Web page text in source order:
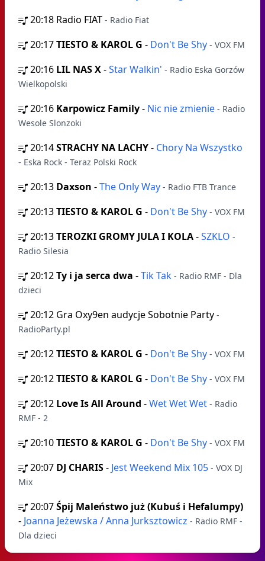
20:18 Radio FIAT - Radio Fiat
20:17TIESTO & KAROL G - Don't Be Shy - VOX FM
20:16 LIL NAS X-Star Walkin' - Radio Eska Gorzów
Wielkopolski
20:16 Karpowicz Family- Nic nie zmienie - Radio
Wesole Slonzoki
20:14STRACHY NA LACHY- Chory Na Wszystko
- Eska Rock - Teraz Polski Rock
20:13 Daxson -The Only Way - Radio FTB Trance
20:13TIESTO & KAROL G - Don't Be Shy - VOX FM
20:13TEROZKI GROMY JULA I KOLA-SZKLO -
Radio Silesia
20:12Ty i ja serca dwa -Tik Tak - Radio RMF - Dla
dzieci
20:12 Gra Oxy9en audycje Sobotnie Party -
RadioParty.pl
20:12TIESTO & KAROL G - Don't Be Shy - VOX FM
20:12TIESTO & KAROL G - Don't Be Shy - VOX FM
20:12 Love Is All Around -Wet Wet Wet - Radio
RMF - 2
20:10TIESTO & KAROL G - Don't Be Shy - VOX FM
20:07 DJ CHARIS- Jest Weekend Mix 105 - VOX DJ
Mix
20:07Śpij Maleństwo już (Kubuś i Hefalumpy)
- Joanna Jeżewska / Anna Jurksztowicz - Radio RMF -
Dla dzieci